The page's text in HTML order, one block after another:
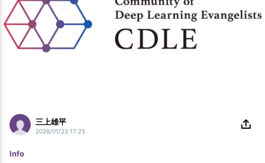
三上雄平
2026/01/23 17:25
Info